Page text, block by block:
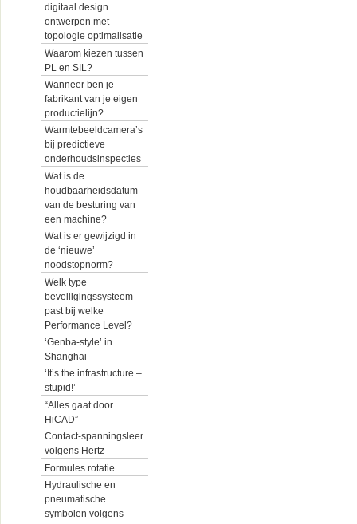
digitaal design
ontwerpen met
topologie optimalisatie
Waarom kiezen tussen
PL en SIL?
Wanneer ben je
fabrikant van je eigen
productielijn?
Warmtebeeldcamera’s
bij predictieve
onderhoudsinspecties
Wat is de
houdbaarheidsdatum
van de besturing van
een machine?
Wat is er gewijzigd in
de ‘nieuwe’
noodstopnorm?
Welk type
beveiligingssysteem
past bij welke
Performance Level?
‘Genba-style’ in
Shanghai
‘It’s the infrastructure –
stupid!’
“Alles gaat door
HiCAD”
Contact-spanningsleer
volgens Hertz
Formules rotatie
Hydraulische en
pneumatische
symbolen volgens